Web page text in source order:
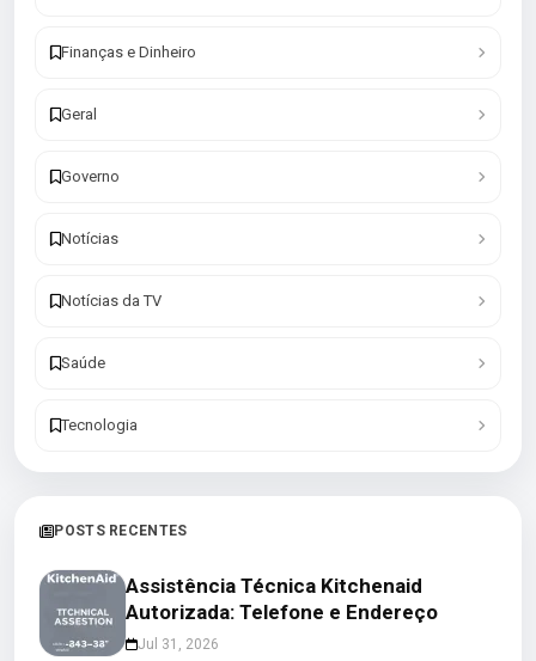
Finanças e Dinheiro
Geral
Governo
Notícias
Notícias da TV
Saúde
Tecnologia
POSTS RECENTES
Assistência Técnica Kitchenaid
Autorizada: Telefone e Endereço
Jul 31, 2026